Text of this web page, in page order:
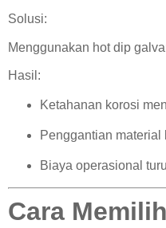
Solusi:
Menggunakan hot dip
Hasil:
Ketahanan korosi
Penggantian material
Biaya operasional
Cara